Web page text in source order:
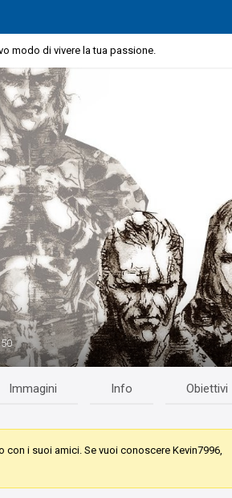
modo di vivere la tua passione.
Immagini Info Obiettivi
i suoi amici. Se vuoi conoscere Kevin7996,